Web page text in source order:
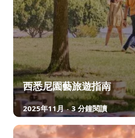
西悉尼園藝旅遊指南
2025年11月 - 3 分鐘閱讀